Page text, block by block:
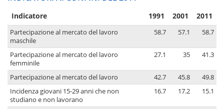
Indicatore 1991 2001 2011
Partecipazione al mercato del lavoro
maschile
58.7 57.1 58.7
Partecipazione al mercato del lavoro
femminile
27.1 35 41.3
Partecipazione al mercato del lavoro 42.7 45.8
49.8
Incidenza giovani 15-29 anni che non
studiano e non lavorano
16.7 17.2 15.1